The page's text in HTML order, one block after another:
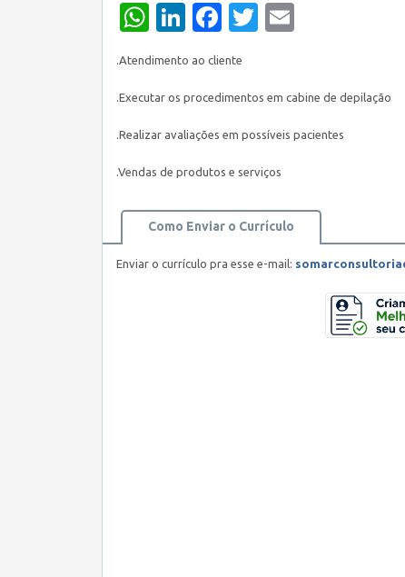
WhatsApp
LinkedIn
Facebook
Twitter
.Atendimento ao cliente
.Executar os procedimentos em cabine de depilação
.Realizar avaliações em possíveis pacientes
.Vendas de produtos e serviços
Como Enviar o Currículo
Enviar o currículo pra esse e-mail: